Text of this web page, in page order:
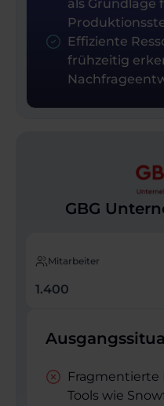
als Grundlage
Effiziente
frühzeitig
GBG
Mitarbeiter
1.400
Fragmentierte
Tools wie